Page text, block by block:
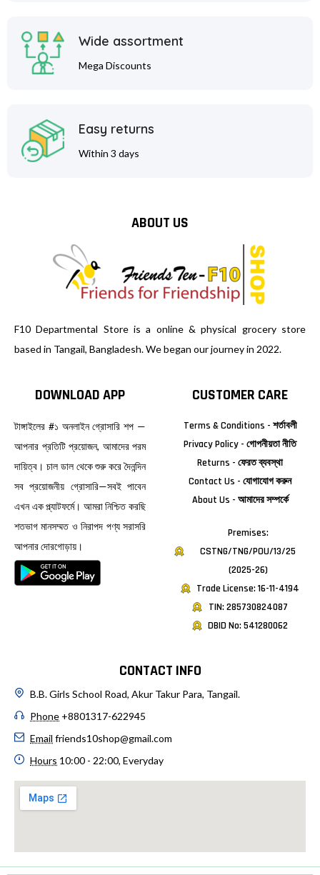
Wide assortment
Mega Discounts
Easy returns
Within 3 days
ABOUT US
F10 Departmental Store is a online & physical grocery store
based in Tangail, Bangladesh. We began our journey in 2022.
DOWNLOAD APP
টাঙ্গাইলের #১ অনলাইন গ্রোসারি শপ —
আপনার প্রতিটি প্রয়োজন, আমাদের পরম
দায়িত্ব। চাল ডাল থেকে শুরু করে দৈনন্দিন
সব প্রয়োজনীয় গ্রোসারি—সবই পাবেন
এখন এক প্ল্যাটফর্মে। আমরা নিশ্চিত করছি
শতভাগ মানসম্মত ও নিরাপদ পণ্য সরাসরি
আপনার দোরগোড়ায়।
CUSTOMER CARE
Terms & Conditions - শর্তাবলী
Privacy Policy - গোপনীয়তা নীতি
Returns - ফেরত ব্যবস্থা
Contact Us - যোগাযোগ করুন
About Us - আমাদের সম্পর্কে
Premises:
CSTNG/TNG/POU/13/25
(2025-26)
Trade License: 16-11-4194
TIN: 285730824087
DBID No: 541280062
CONTACT INFO
B.B. Girls School Road, Akur Takur Para, Tangail.
Phone +8801317-622945
Email friends10shop@gmail.com
Hours 10:00 - 22:00, Everyday